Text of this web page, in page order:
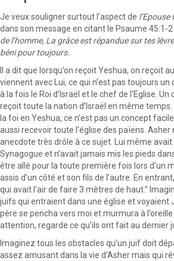
Je veux souligner surtout l’aspect de l’Epouse
dans son message en citant le Psaume 45:1-2
de l’homme, La grâce est répandue sur tes
béni pour toujours.
Il a dit que lorsqu’on reçoit Yeshua, on reçoit
viennent avec Lui, ce qui n’est pas toujours
à la fois le Roi d’Israël et le chef de l’Eglise.
reçoit toute la nation d’Israël en même
la foi en Yeshua, ce n’est pas un concept
aussi recevoir toute l’église des païens. Asher
anecdote très drôle à ce sujet. Lui même
Synagogue et n’avait jamais mis les pieds
être allé pour la toute première fois lors d’un
assis d’un côté et son fils de l’autre. En
qui avait l’air de faire 3 mètres de haut.”
juifs qui entraient dans une église et voyaient
père se pencha vers moi et murmura à
attention, regarde ce qu’ils ont fait au dernier
Imaginez tous les obstacles qu’un juif doit
assez amusant dans la vie d’Asher mais qui